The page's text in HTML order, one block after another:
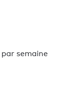
par semaine